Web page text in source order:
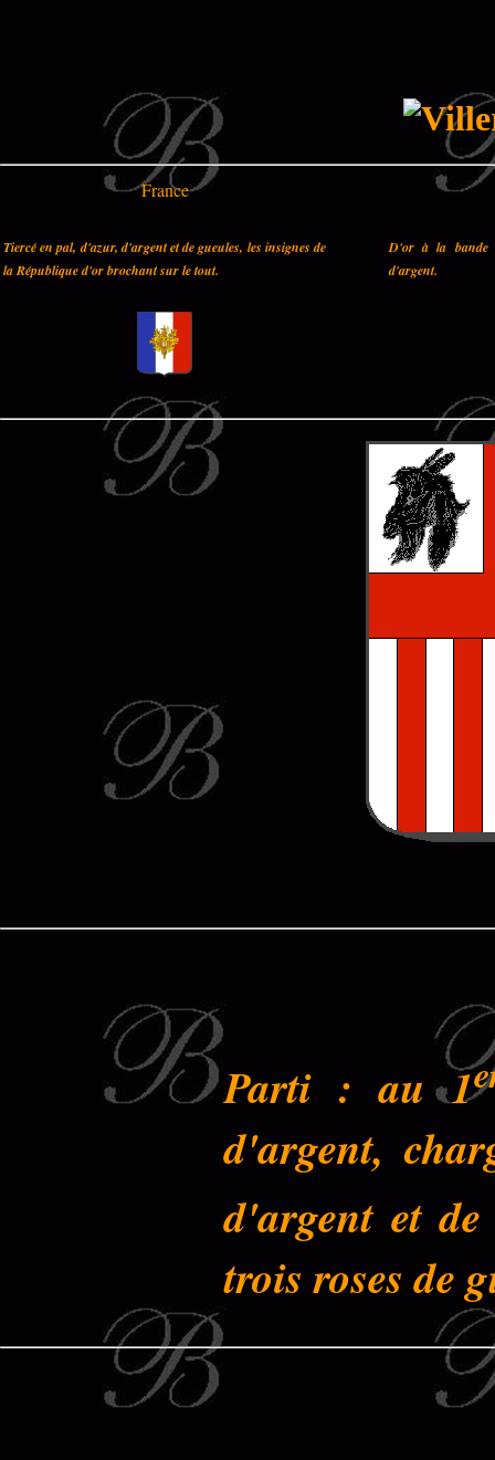
France
Tiercé en pal, d'azur, d'argent et de gueules, les insignes de
la République d'or brochant sur le tout.
D'or à la bande
d'argent.
Parti : au 1
d'argent,
d'argent et
trois roses de